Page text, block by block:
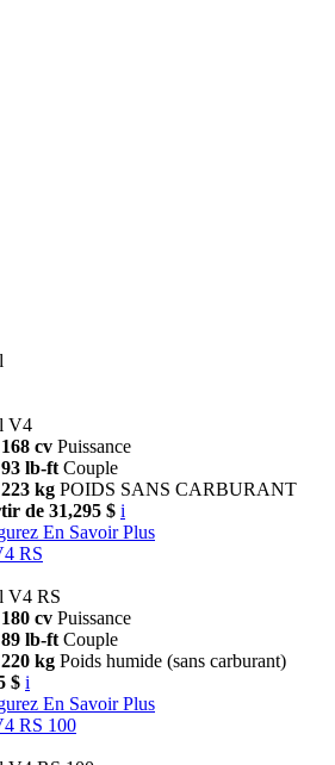
V4
168 cv Puissance
93 lb-ft Couple
223 kg POIDS SANS CARBURANT
de 31,295 $ i
En Savoir Plus
RS
V4 RS
180 cv Puissance
89 lb-ft Couple
220 kg Poids humide (sans carburant)
$ i
En Savoir Plus
RS 100